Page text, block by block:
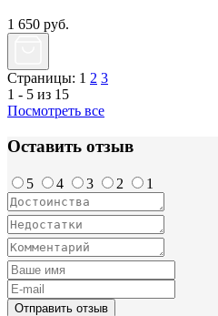
1 650 руб.
Страницы: 1 2 3
1 - 5 из 15
Посмотреть все
Оставить отзыв
5 4 3 2 1
Отправить отзыв